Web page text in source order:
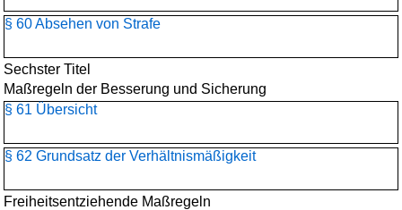
§ 60 Absehen von Strafe
Sechster Titel
Maßregeln der Besserung und Sicherung
§ 61 Übersicht
§ 62 Grundsatz der Verhältnismäßigkeit
Freiheitsentziehende Maßregeln